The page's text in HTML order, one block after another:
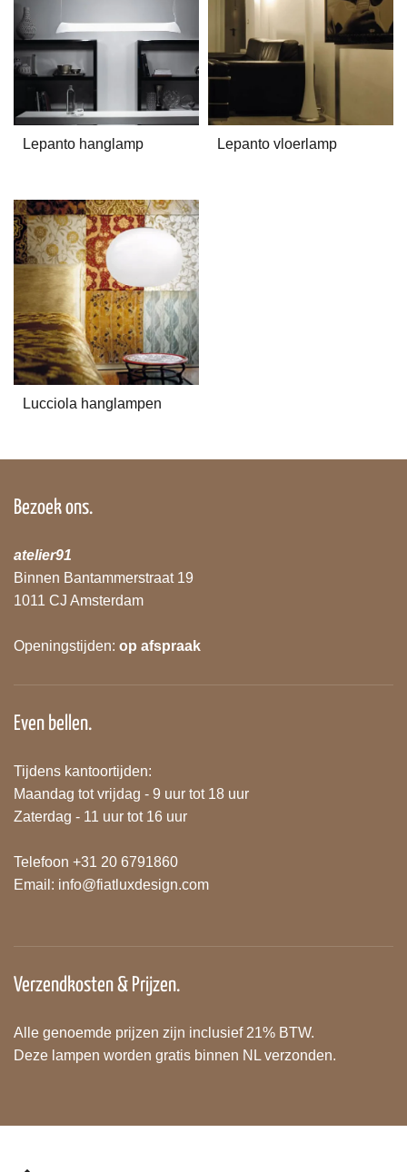
Lepanto hanglamp Lepanto vloerlamp
Lucciola hanglampen
Bezoek ons.
atelier91
Binnen Bantammerstraat 19
1011 CJ Amsterdam
Openingstijden: op afspraak
Even bellen.
Tijdens kantoortijden:
Maandag tot vrijdag - 9 uur tot 18 uur
Zaterdag - 11 uur tot 16 uur
Telefoon +31 20 6791860
Email: info@fiatluxdesign.com
Verzendkosten & Prijzen.
Alle genoemde prijzen zijn inclusief 21% BTW.
Deze lampen worden gratis binnen NL verzonden.